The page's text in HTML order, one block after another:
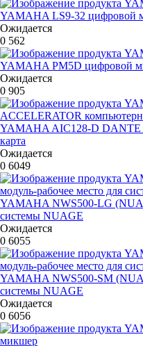
YAMAHA LS9-32 цифровой
Ожидается
0 562
YAMAHA PM5D цифровой
Ожидается
0 905
YAMAHA AIC128-D DANTE
карта
Ожидается
0 6049
YAMAHA NWS500-LG
системы NUAGE
Ожидается
0 6055
YAMAHA NWS500-SM
системы NUAGE
Ожидается
0 6056